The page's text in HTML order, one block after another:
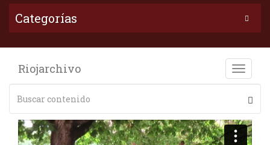
Categorías
Toggle
Riojarchivo